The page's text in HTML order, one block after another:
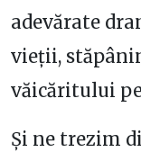
adevărate
vieții,
văicăritului
Și ne trezim